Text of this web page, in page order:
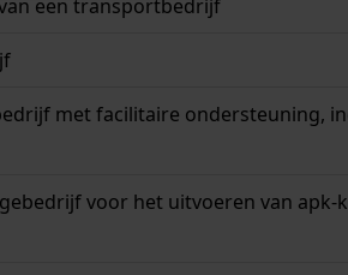
een transportbedrijf
met facilitaire ondersteuning,
voor het uitvoeren van apk-